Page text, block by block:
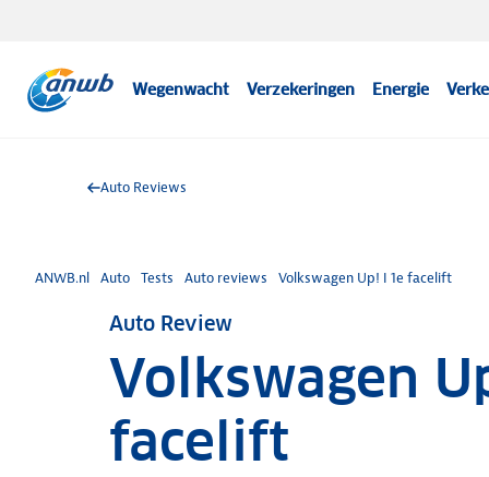
Wegenwacht Verzekeringen Energie
Auto Reviews
ANWB.nl Auto Tests Auto reviews Volkswagen Up! I 1e facelift
Auto Review
Volkswagen
facelift